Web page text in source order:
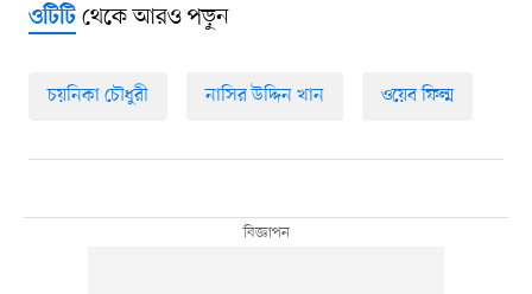
ওটিটিথেকে আরও পড়ুন
চয়নিকা চৌধুরী নাসির উদ্দিন খান ওয়েব ফিল্ম